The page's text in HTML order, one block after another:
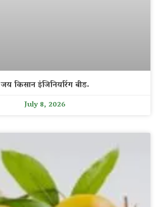
जय किसान इंजिनियरिंग बीड.
July 8, 2026